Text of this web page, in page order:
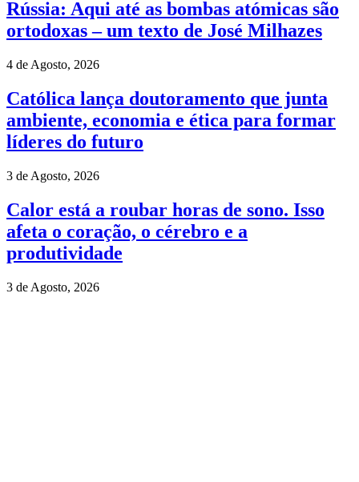
Rússia: Aqui até as bombas atómicas são
ortodoxas – um texto de José Milhazes
4 de Agosto, 2026
Católica lança doutoramento que junta
ambiente, economia e ética para formar
líderes do futuro
3 de Agosto, 2026
Calor está a roubar horas de sono. Isso
afeta o coração, o cérebro e a
produtividade
3 de Agosto, 2026